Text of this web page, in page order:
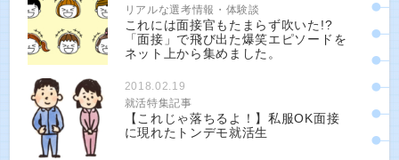
リアルな選考情報・体験談
これには面接官もたまらず吹いた!?
「面接」で飛び出た爆笑エピソードを
ネット上から集めました。
2018.02.19
就活特集記事
【これじゃ落ちるよ！】私服OK面接
に現れたトンデモ就活生